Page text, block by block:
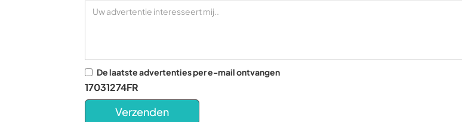
De laatste advertenties per e-mail ontvangen
17031274FR